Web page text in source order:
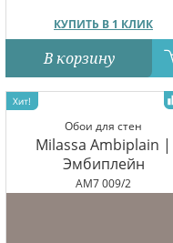
КУПИТЬ В 1 КЛИК
В корзину
Обои для стен
Milassa Ambiplain |
Эмбиплейн
AM7 009/2